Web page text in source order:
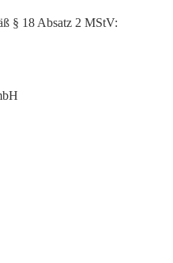
§ 18 Absatz 2 MStV: